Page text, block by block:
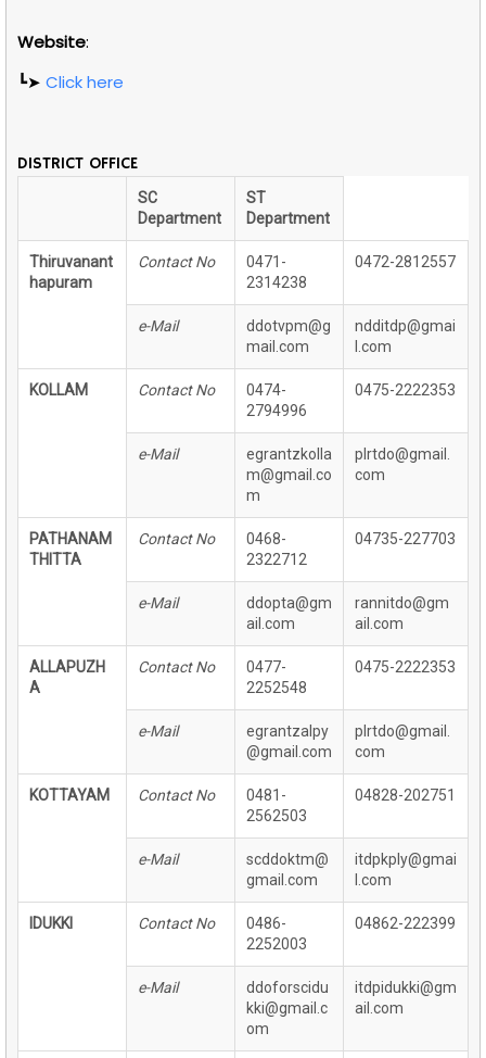
Website:
┗➤ Click here
DISTRICT OFFICE
SC
Department
ST
Department
Thiruvanant
hapuram
Contact No
0471-
2314238
0472-2812557
e-Mail
ddotvpm@g
mail.com
ndditdp@gmai
l.com
KOLLAM Contact No
0474-
2794996
0475-2222353
e-Mail
egrantzkolla
m@gmail.co
m
plrtdo@gmail.
com
PATHANAM
THITTA
Contact No
0468-
2322712
04735-227703
e-Mail
ddopta@gm
ail.com
rannitdo@gm
ail.com
ALLAPUZH
A
Contact No
0477-
2252548
0475-2222353
e-Mail
egrantzalpy
@gmail.com
plrtdo@gmail.
com
KOTTAYAM Contact No
0481-
2562503
04828-202751
e-Mail
scddoktm@
gmail.com
itdpkply@gmai
l.com
IDUKKI Contact No
0486-
2252003
04862-222399
e-Mail
ddoforscidu
kki@gmail.c
om
itdpidukki@gm
ail.com